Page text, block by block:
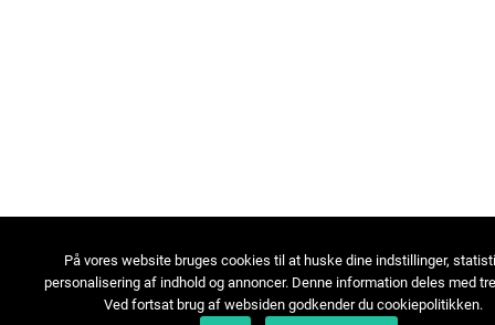
På vores website bruges cookies til at huske dine indstillinger,
personalisering af indhold og annoncer. Denne information deles med
Ved fortsat brug af websiden godkender du cookiepolitikken.